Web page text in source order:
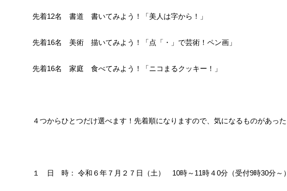
先着12名 書道 書いてみよう！「美人は字から！」
先着16名 美術 描いてみよう！「点「・」で芸術！ペン画」
先着16名 家庭 食べてみよう！「ニコまるクッキー！」
４つからひとつだけ選べます！先着順になりますので、気になるものがあっ
１ 日 時： 令和６年７月２７日（土） 10時～11時４0分（受付9時30分～）